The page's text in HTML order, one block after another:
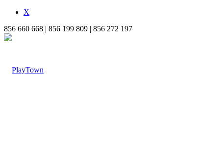
X
856 660 668 | 856 199 809 | 856 272 197